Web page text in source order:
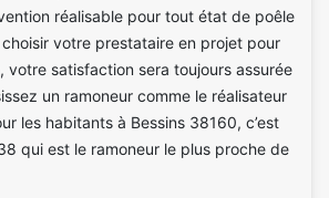
réalisable pour tout état de poêle
votre prestataire en projet pour
votre satisfaction sera toujours assurée
un ramoneur comme le réalisateur
les habitants à Bessins 38160, c’est
qui est le ramoneur le plus proche de